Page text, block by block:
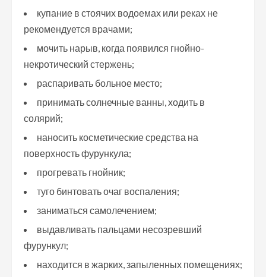
купание в стоячих водоемах или реках не
рекомендуется врачами;
мочить нарыв, когда появился гнойно-
некротический стержень;
распаривать больное место;
принимать солнечные ванны, ходить в
солярий;
наносить косметические средства на
поверхность фурункула;
прогревать гнойник;
туго бинтовать очаг воспаления;
заниматься самолечением;
выдавливать пальцами несозревший
фурункул;
находится в жарких, запыленных помещениях;